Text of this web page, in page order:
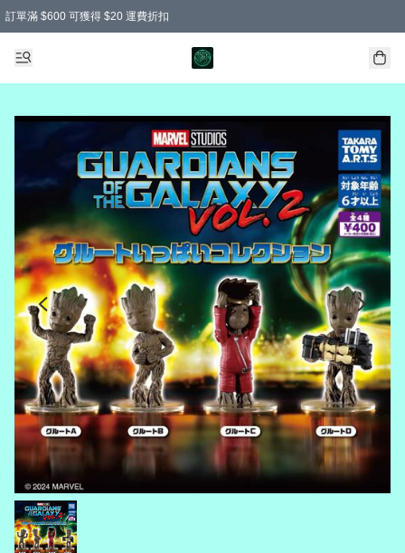
訂單滿 $600 可獲得 $20 運費折扣